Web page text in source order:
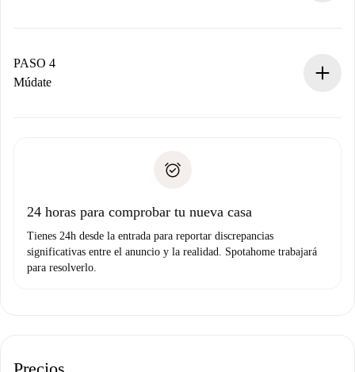
contacto con el propietario.
Si es rechazada: No te haremos ningún cargo y te
Prueba de solvencia
PASO 4
Múdate
no nos comunicas ningún problema.
24 horas para comprobar tu nueva casa
Tienes 24h desde la entrada para reportar discrepancias
significativas entre el anuncio y la realidad. Spotahome trabajará
para resolverlo.